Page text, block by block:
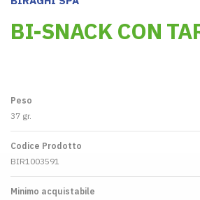
BI-SNACK CON
Peso
37 gr.
Codice Prodotto
BIR1003591
Minimo acquistabile